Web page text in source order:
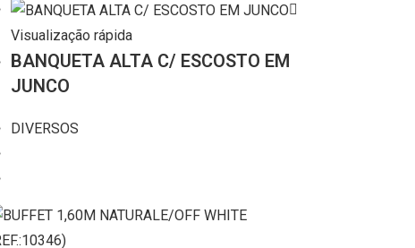
Visualização rápida
BANQUETA ALTA C/ ESCOSTO EM
JUNCO
DIVERSOS